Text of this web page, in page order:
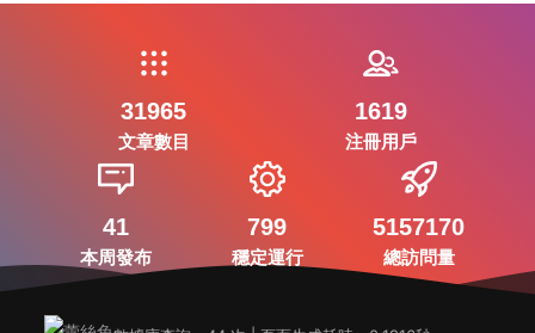
31965
文章數目
1619
注冊用戶
41
本周發布
799
穩定運行
5157170
總訪問量